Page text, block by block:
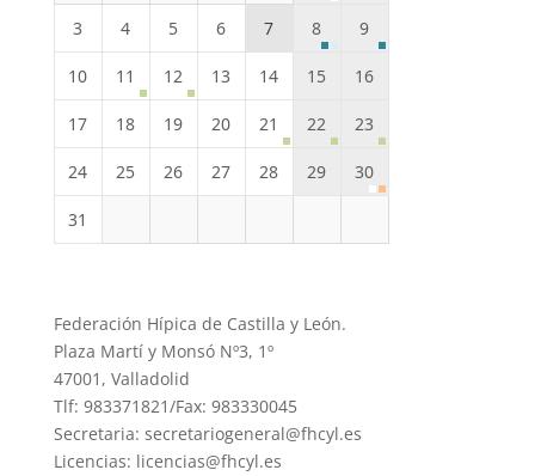
3 4 5 6 7 8 9
10 11 12 13 14 15 16
17 18 19 20 21 22 23
24 25 26 27 28 29 30
31
Federación Hípica de Castilla y León.
Plaza Martí y Monsó Nº3, 1º
47001, Valladolid
Tlf: 983371821/Fax: 983330045
Secretaria: secretariogeneral@fhcyl.es
Licencias: licencias@fhcyl.es